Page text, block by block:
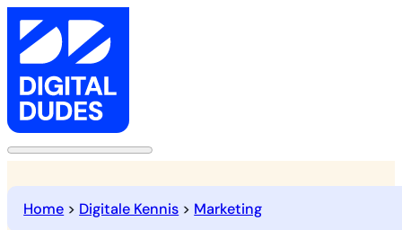
Home > Digitale Kennis > Marketing